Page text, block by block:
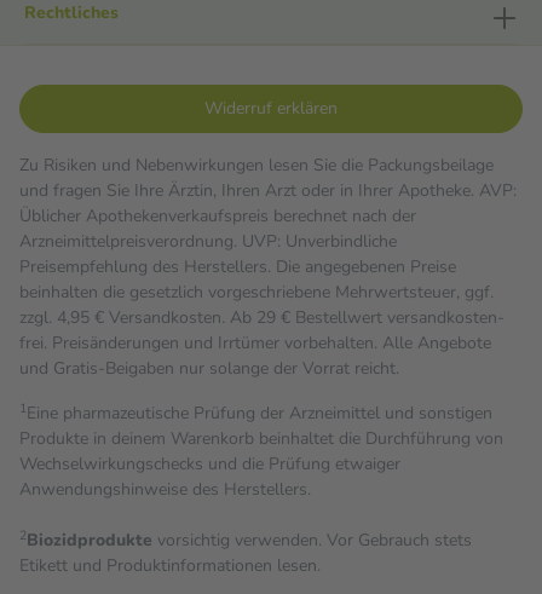
Rechtliches
Widerruf erklären
Zu Risiken und Nebenwirkungen lesen Sie die Packungsbeilage
und fragen Sie Ihre Ärztin, Ihren Arzt oder in Ihrer Apotheke. AVP:
Üblicher Apothekenverkaufspreis berechnet nach der
Arzneimittelpreisverordnung. UVP: Unverbindliche
Preisempfehlung des Herstellers. Die angegebenen Preise
beinhalten die gesetzlich vorgeschriebene Mehrwertsteuer, ggf.
zzgl. 4,95 € Versandkosten. Ab 29 € Bestell­wert versand­kosten­
frei. Preisänderungen und Irrtümer vorbehalten. Alle Angebote
und Gratis-Beigaben nur solange der Vorrat reicht.
1Eine pharmazeutische Prüfung der Arzneimittel und sonstigen
Produkte in deinem Warenkorb beinhaltet die Durchführung von
Wechselwirkungschecks und die Prüfung etwaiger
Anwendungshinweise des Herstellers.
2Biozidprodukte vorsichtig verwenden. Vor Gebrauch stets
Etikett und Produktinformationen lesen.